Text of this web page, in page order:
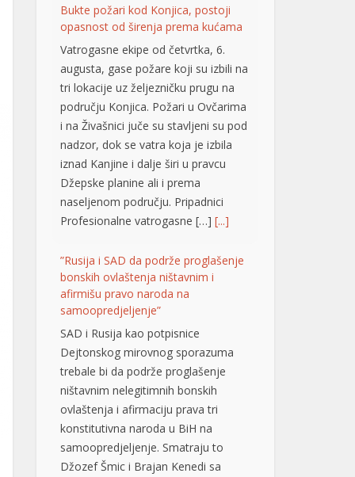
Bukte požari kod Konjica, postoji
opasnost od širenja prema kućama
Vatrogasne ekipe od četvrtka, 6.
augusta, gase požare koji su izbili na
tri lokacije uz željezničku prugu na
području Konjica. Požari u Ovčarima
i na Živašnici juče su stavljeni su pod
nadzor, dok se vatra koja je izbila
iznad Kanjine i dalje širi u pravcu
Džepske planine ali i prema
naseljenom području. Pripadnici
Profesionalne vatrogasne […] [...]
”Rusija i SAD da podrže proglašenje
bonskih ovlaštenja ništavnim i
afirmišu pravo naroda na
samoopredjeljenje”
SAD i Rusija kao potpisnice
Dejtonskog mirovnog sporazuma
trebale bi da podrže proglašenje
ništavnim nelegitimnih bonskih
ovlaštenja i afirmaciju prava tri
konstitutivna naroda u BiH na
samoopredjeljenje. Smatraju to
Džozef Šmic i Brajan Kenedi sa